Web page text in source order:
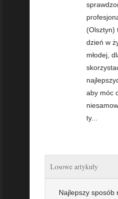
(Olsztyn)
dzień w
młodej,
aby móc
ty...
Losowe artykuły
Najlepszy sposób